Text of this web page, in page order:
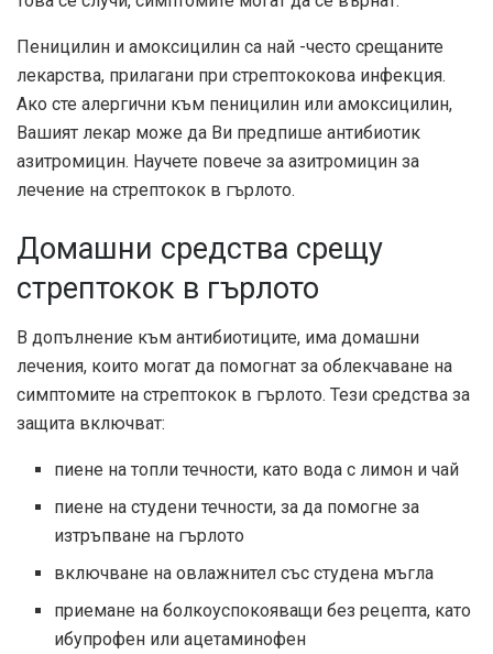
Пеницилин и амоксицилин са най -често срещаните
лекарства, прилагани при стрептококова инфекция.
Ако сте алергични към пеницилин или амоксицилин,
Вашият лекар може да Ви предпише антибиотик
азитромицин. Научете повече за азитромицин за
лечение на стрептокок в гърлото.
Домашни средства срещу
стрептокок в гърлото
В допълнение към антибиотиците, има домашни
лечения, които могат да помогнат за облекчаване на
симптомите на стрептокок в гърлото. Тези средства за
защита включват:
пиене на топли течности, като вода с лимон и чай
пиене на студени течности, за да помогне за
изтръпване на гърлото
включване на овлажнител със студена мъгла
приемане на болкоуспокояващи без рецепта, като
ибупрофен или ацетаминофен